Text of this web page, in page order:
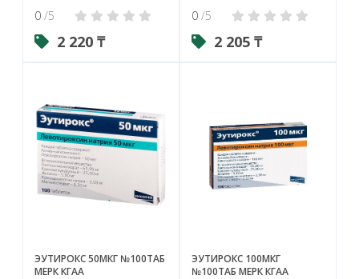
0 /5
2 220 ₸
0 /5
2 205 ₸
ЭУТИРОКС 50МКГ №100ТАБ
МЕРК КГАА
ЭУТИРОКС 100МКГ
№100ТАБ МЕРК КГАА